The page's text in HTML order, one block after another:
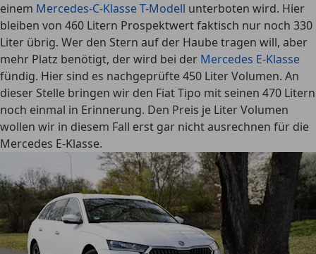
einem Mercedes-C-Klasse T-Modell unterboten wird. Hier
bleiben von 460 Litern Prospektwert faktisch nur noch 330
Liter übrig. Wer den Stern auf der Haube tragen will, aber
mehr Platz benötigt, der wird bei der Mercedes E-Klasse
fündig. Hier sind es nachgeprüfte 450 Liter Volumen. An
dieser Stelle bringen wir den Fiat Tipo mit seinen 470 Litern
noch einmal in Erinnerung. Den Preis je Liter Volumen
wollen wir in diesem Fall erst gar nicht ausrechnen für die
Mercedes E-Klasse.